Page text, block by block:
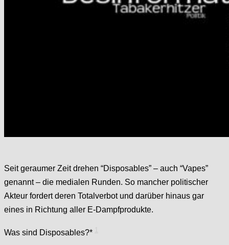
Seit geraumer Zeit drehen “Disposables” – auch “Vapes”
genannt – die medialen Runden. So mancher politischer
Akteur fordert deren Totalverbot und darüber hinaus gar
eines in Richtung aller E-Dampfprodukte.
Was sind Disposables?*